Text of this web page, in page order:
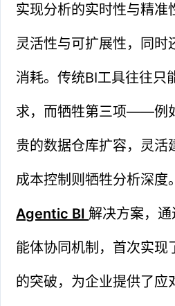
实现分析的实时性与精准
灵活性与可扩展性，同时
消耗。传统BI工具往往只
求，而牺牲第三项——例
贵的数据仓库扩容，灵活
成本控制则牺牲分析深度
Agentic BI解决方案，
能体协同机制，首次实现
的突破，为企业提供了应